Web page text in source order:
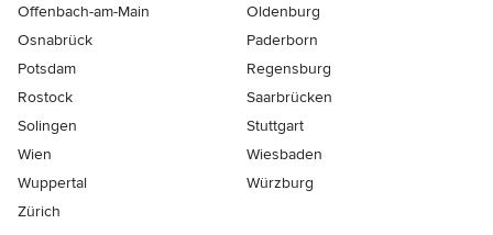
Offenbach-am-Main
Oldenburg
Osnabrück
Paderborn
Potsdam
Regensburg
Rostock
Saarbrücken
Solingen
Stuttgart
Wien
Wiesbaden
Wuppertal
Würzburg
Zürich